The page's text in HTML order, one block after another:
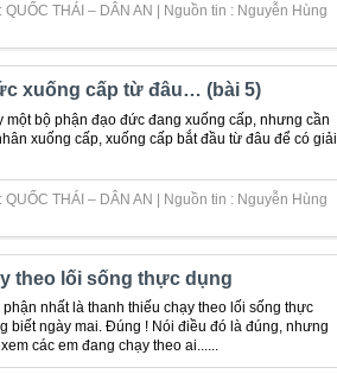
THÁI – DÂN AN | Nguồn tin : Nguyễn Hùng
xuống cấp từ đâu… (bài 5)
một bộ phận đạo đức đang xuống cấp, nhưng cần
xuống cấp, xuống cấp bắt đầu từ đâu để có giải
THÁI – DÂN AN | Nguồn tin : Nguyễn Hùng
theo lối sống thực dụng
nhất là thanh thiếu chạy theo lối sống thực
biết ngày mai. Đúng ! Nói điều đó là đúng, nhưng
các em đang chạy theo ai......